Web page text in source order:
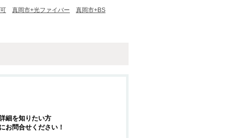
真岡市+光ファイバー 真岡市+BS
細を知りたい方
お問合せください！